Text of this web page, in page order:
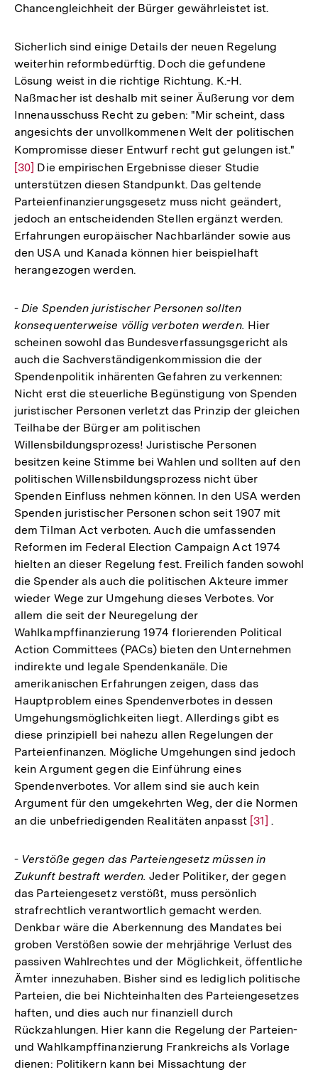
Chancengleichheit der Bürger gewährleistet ist.
Sicherlich sind einige Details der neuen Regelung
weiterhin reformbedürftig. Doch die gefundene
Lösung weist in die richtige Richtung. K.-H.
Naßmacher ist deshalb mit seiner Äußerung vor dem
Innenausschuss Recht zu geben: "Mir scheint, dass
angesichts der unvollkommenen Welt der politischen
Kompromisse dieser Entwurf recht gut gelungen ist."
[30] Die empirischen Ergebnisse dieser Studie
unterstützen diesen Standpunkt. Das geltende
Parteienfinanzierungsgesetz muss nicht geändert,
jedoch an entscheidenden Stellen ergänzt werden.
Erfahrungen europäischer Nachbarländer sowie aus
den USA und Kanada können hier beispielhaft
herangezogen werden.
- Die Spenden juristischer Personen sollten
konsequenterweise völlig verboten werden. Hier
scheinen sowohl das Bundesverfassungsgericht als
auch die Sachverständigenkommission die der
Spendenpolitik inhärenten Gefahren zu verkennen:
Nicht erst die steuerliche Begünstigung von Spenden
juristischer Personen verletzt das Prinzip der gleichen
Teilhabe der Bürger am politischen
Willensbildungsprozess! Juristische Personen
besitzen keine Stimme bei Wahlen und sollten auf den
politischen Willensbildungsprozess nicht über
Spenden Einfluss nehmen können. In den USA werden
Spenden juristischer Personen schon seit 1907 mit
dem Tilman Act verboten. Auch die umfassenden
Reformen im Federal Election Campaign Act 1974
hielten an dieser Regelung fest. Freilich fanden sowohl
die Spender als auch die politischen Akteure immer
wieder Wege zur Umgehung dieses Verbotes. Vor
allem die seit der Neuregelung der
Wahlkampffinanzierung 1974 florierenden Political
Action Committees (PACs) bieten den Unternehmen
indirekte und legale Spendenkanäle. Die
amerikanischen Erfahrungen zeigen, dass das
Hauptproblem eines Spendenverbotes in dessen
Umgehungsmöglichkeiten liegt. Allerdings gibt es
diese prinzipiell bei nahezu allen Regelungen der
Parteienfinanzen. Mögliche Umgehungen sind jedoch
kein Argument gegen die Einführung eines
Spendenverbotes. Vor allem sind sie auch kein
Argument für den umgekehrten Weg, der die Normen
an die unbefriedigenden Realitäten anpasst Zur
der
Fußnote
[31] .
- Verstöße gegen das Parteiengesetz müssen in
Zukunft bestraft werden. Jeder Politiker, der gegen
das Parteiengesetz verstößt, muss persönlich
strafrechtlich verantwortlich gemacht werden.
Denkbar wäre die Aberkennung des Mandates bei
groben Verstößen sowie der mehrjährige Verlust des
passiven Wahlrechtes und der Möglichkeit, öffentliche
Ämter innezuhaben. Bisher sind es lediglich politische
Parteien, die bei Nichteinhalten des Parteiengesetzes
haften, und dies auch nur finanziell durch
Rückzahlungen. Hier kann die Regelung der Parteien-
und Wahlkampffinanzierung Frankreichs als Vorlage
dienen: Politikern kann bei Missachtung der